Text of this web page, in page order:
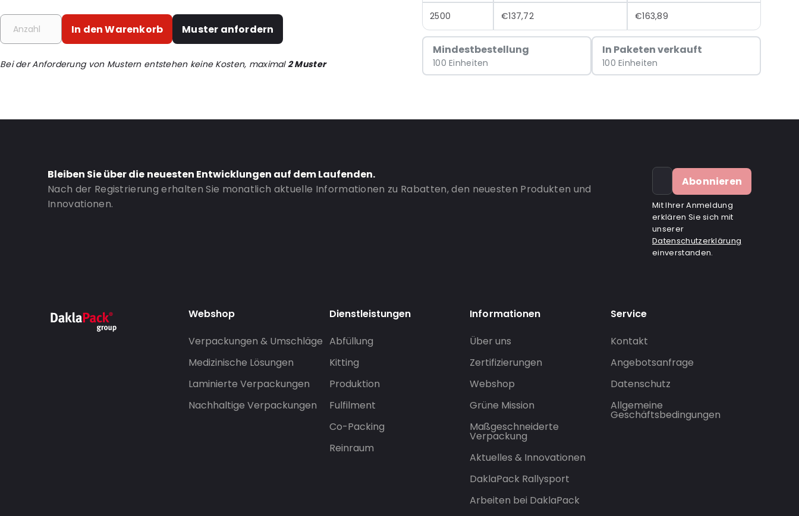
2500 €137,72 €163,89
Mindestbestellung
100 Einheiten
In Paketen verkauft
100 Einheiten
External Width: 180
Primary Colour: Grau
Material: LDPE70/weißes EVOH/LDPE70
In den Warenkorb Muster anfordern
Bei der Anforderung von Mustern entstehen keine Kosten, maximal2 Muster
Bleiben Sie über die neuesten Entwicklungen auf dem Laufenden.
Nach der Registrierung erhalten Sie monatlich aktuelle Informationen zu Rabatten, den neuesten Produkten und
Innovationen.
Abonnieren
Mit Ihrer Anmeldung
erklären Sie sich mit
unserer
Datenschutzerklärung
einverstanden.
Webshop
Verpackungen & Umschläge
Medizinische Lösungen
Laminierte Verpackungen
Nachhaltige Verpackungen
Dienstleistungen
Abfüllung
Kitting
Produktion
Fulfilment
Co-Packing
Reinraum
Informationen
Über uns
Zertifizierungen
Webshop
Grüne Mission
Maßgeschneiderte
Verpackung
Aktuelles & Innovationen
DaklaPack Rallysport
Arbeiten bei DaklaPack
Service
Kontakt
Angebotsanfrage
Datenschutz
Allgemeine
Geschäftsbedingungen